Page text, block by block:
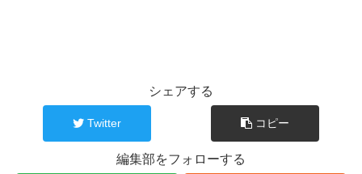
シェアする
Twitter コピー
編集部をフォローする